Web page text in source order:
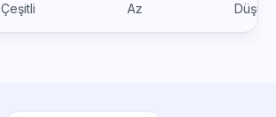
Çeşitli Az Düşük